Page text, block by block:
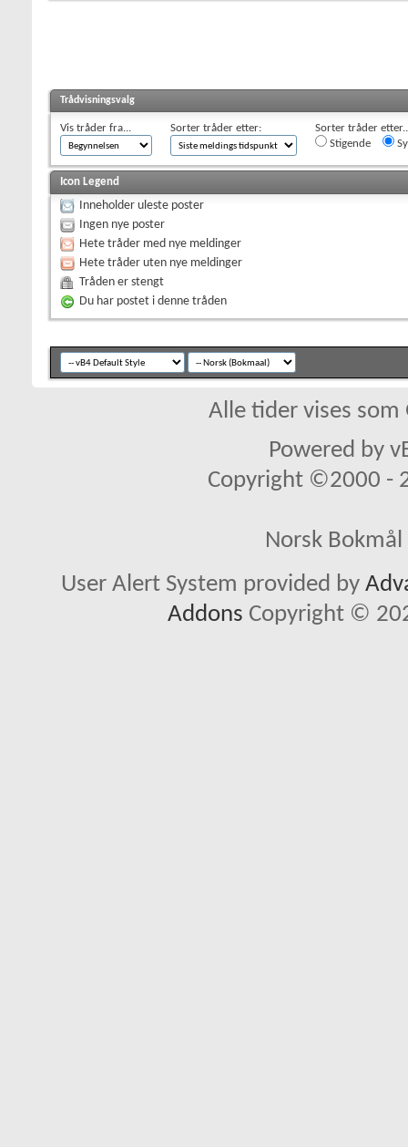
Trådvisningsvalg
Vis tråder fra... Sorter tråder etter:
Sorter tråder
Stigende
Icon Legend
Inneholder uleste poster
Ingen nye poster
Hete tråder med nye meldinger
Hete tråder uten nye meldinger
Tråden er stengt
Du har postet i denne tråden
Alle tider vises som
Powered by
Copyright ©2000 -
Norsk
User Alert System provided by
Addons Copyright ©